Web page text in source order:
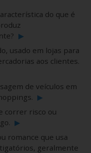
do que é
▶
usado em lojas para
aos clientes.
de veículos em
▶
correr risco ou
▶
romance que usa
geralmente